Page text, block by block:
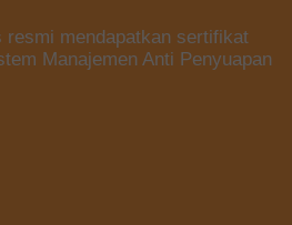
resmi mendapatkan sertifikat
Manajemen Anti Penyuapan